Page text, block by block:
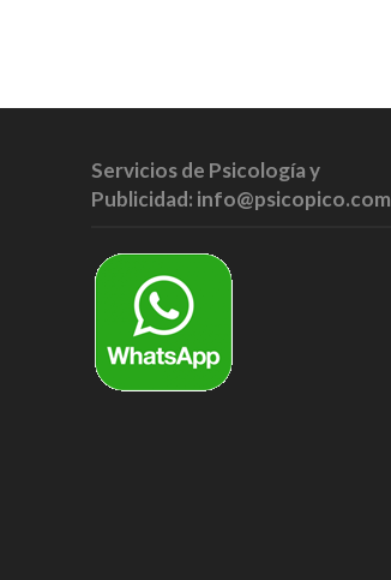
Servicios de Psicología y
Publicidad: info@psicopico.com